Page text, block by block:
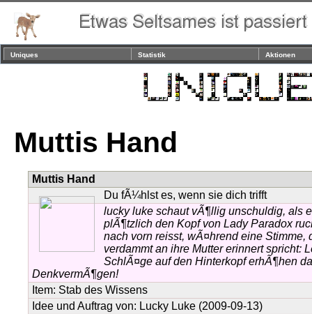
Uniques Statistik Aktionen
Muttis Hand
Muttis Hand
Du fÃ¼hlst es, wenn sie dich trifft
lucky luke schaut vÃ¶llig unschuldig, als
plÃ¶tzlich den Kopf von Lady Paradox
nach vorn reisst, wÃ¤hrend eine Stimme,
verdammt an ihre Mutter erinnert spricht:
SchlÃ¤ge auf den Hinterkopf erhÃ¶hen
DenkvermÃ¶gen!
Item: Stab des Wissens
Idee und Auftrag von: Lucky Luke (2009-09-13)